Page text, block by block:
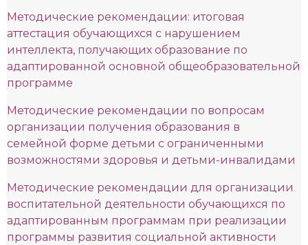
Методические рекомендации: итоговая
аттестация обучающихся с нарушением
интеллекта, получающих образование по
адаптированной основной общеобразовательной
программе
Методические рекомендации по вопросам
организации получения образования в
семейной форме детьми с ограниченными
возможностями здоровья и детьми-инвалидами
Методические рекомендации для организации
воспитательной деятельности обучающихся по
адаптированным программам при реализации
программы развития социальной активности